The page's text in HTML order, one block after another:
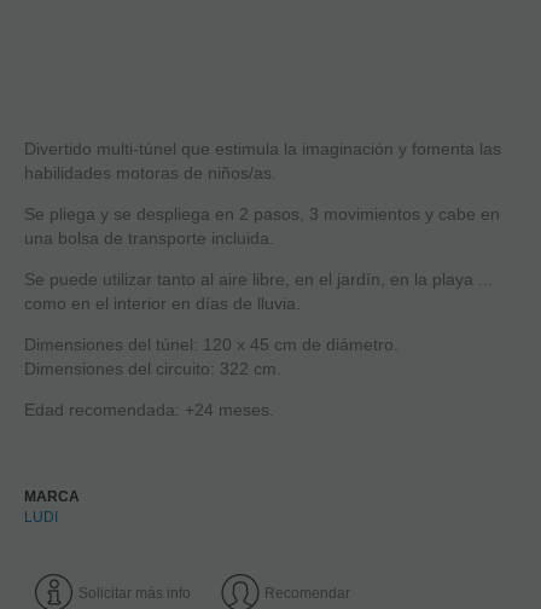
Divertido multi-túnel que estimula la imaginación y fomenta las
habilidades motoras de niños/as.
Se pliega y se despliega en 2 pasos, 3 movimientos y cabe en
una bolsa de transporte incluida.
Se puede utilizar tanto al aire libre, en el jardín, en la playa ...
como en el interior en días de lluvia.
Dimensiones del túnel: 120 x 45 cm de diámetro.
Dimensiones del circuito: 322 cm.
Edad recomendada: +24 meses.
MARCA
LUDI
Solicitar más info Recomendar